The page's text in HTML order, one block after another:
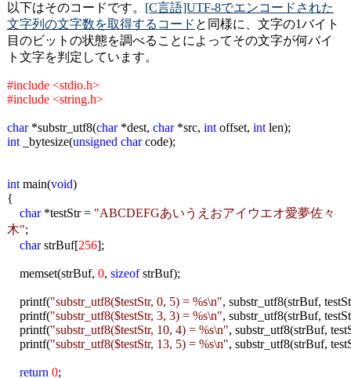
以下はそのコードです。 [C言語]UTF-8でエンコードされた
文字列の文字数を取得するコード と同様に、文字の1バイト
目のビットの状態を調べることによってその文字が何バイ
ト文字を判定しています。
#include <stdio.h>
#include <string.h>
char*substr_utf8(char*dest, char*src, intoffset, intlen);
int_bytesize(unsigned charcode);
intmain(void)
{
char*testStr = "ABCDEFGあいうえおアイウエオ愛夢佐々
木";
charstrBuf[256];
memset(strBuf, 0, sizeofstrBuf);
printf("substr_utf8($testStr, 0, 5) = %s\n", substr_utf8(strBuf,
printf("substr_utf8($testStr, 3, 3) = %s\n", substr_utf8(strBuf,
printf("substr_utf8($testStr, 10, 4) = %s\n", substr_utf8(strBuf,
printf("substr_utf8($testStr, 13, 5) = %s\n", substr_utf8(strBuf,
return 0;